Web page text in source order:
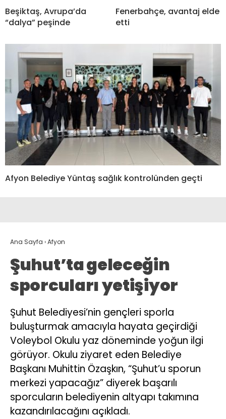
Beşiktaş, Avrupa’da
“dalya” peşinde
Fenerbahçe, avantaj elde
etti
Afyon Belediye Yüntaş sağlık kontrolünden geçti
Ana Sayfa ›Afyon
Şuhut’ta geleceğin
sporcuları yetişiyor
Şuhut Belediyesi’nin gençleri sporla
buluşturmak amacıyla hayata geçirdiği
Voleybol Okulu yaz döneminde yoğun ilgi
görüyor. Okulu ziyaret eden Belediye
Başkanı Muhittin Özaşkın, “Şuhut’u sporun
merkezi yapacağız” diyerek başarılı
sporcuların belediyenin altyapı takımına
kazandırılacağını açıkladı.